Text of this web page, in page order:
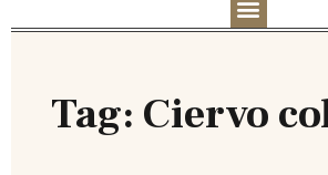
Tag: Ciervo